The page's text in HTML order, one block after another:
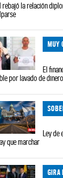
rebajó la relación
MUY
El
por lavado de
Ley de
que marchar
GIRA